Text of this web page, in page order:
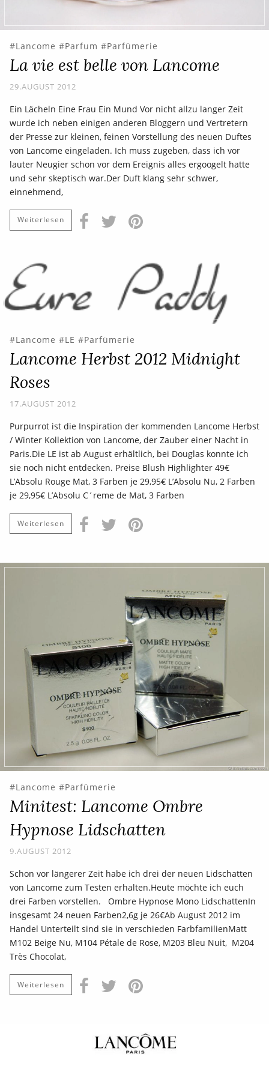
Lancome Parfum Parfümerie
La vie est belle von Lancome
29.AUGUST 2012
Ein Lächeln Eine Frau Ein Mund Vor nicht allzu langer Zeit
wurde ich neben einigen anderen Bloggern und Vertretern
der Presse zur kleinen, feinen Vorstellung des neuen Duftes
von Lancome eingeladen. Ich muss zugeben, dass ich vor
lauter Neugier schon vor dem Ereignis alles ergoogelt hatte
und sehr skeptisch war.Der Duft klang sehr schwer,
einnehmend,
Weiterlesen
Lancome LE Parfümerie
Lancome Herbst 2012 Midnight
Roses
17.AUGUST 2012
Purpurrot ist die Inspiration der kommenden Lancome Herbst
/ Winter Kollektion von Lancome, der Zauber einer Nacht in
Paris.Die LE ist ab August erhältlich, bei Douglas konnte ich
sie noch nicht entdecken. Preise Blush Highlighter 49€
L’Absolu Rouge Mat, 3 Farben je 29,95€ L’Absolu Nu, 2 Farben
je 29,95€ L’Absolu C´reme de Mat, 3 Farben
Weiterlesen
Lancome Parfümerie
Minitest: Lancome Ombre
Hypnose Lidschatten
9.AUGUST 2012
Schon vor längerer Zeit habe ich drei der neuen Lidschatten
von Lancome zum Testen erhalten.Heute möchte ich euch
drei Farben vorstellen. Ombre Hypnose Mono LidschattenIn
insgesamt 24 neuen Farben2,6g je 26€Ab August 2012 im
Handel Unterteilt sind sie in verschieden FarbfamilienMatt
M102 Beige Nu, M104 Pétale de Rose, M203 Bleu Nuit, M204
Très Chocolat,
Weiterlesen